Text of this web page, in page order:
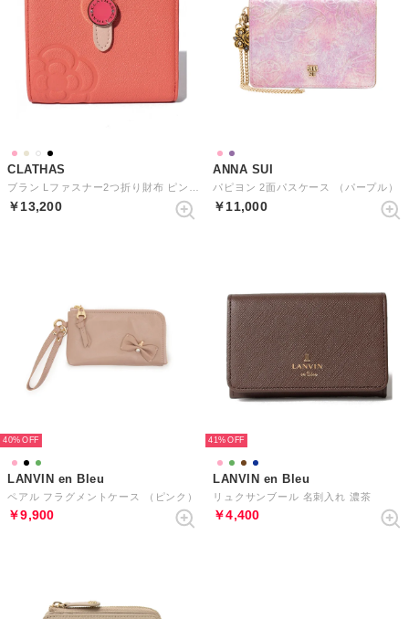
CLATHAS
ブラン Lファスナー2つ折り財布 ピンク3
￥13,200
ANNA SUI
パピヨン 2面パスケース （パープル）
￥11,000
40%
LANVIN en Bleu
ペアル フラグメントケース （ピンク）
￥9,900
41%
LANVIN en Bleu
リュクサンブール 名刺入れ 濃茶
￥4,400